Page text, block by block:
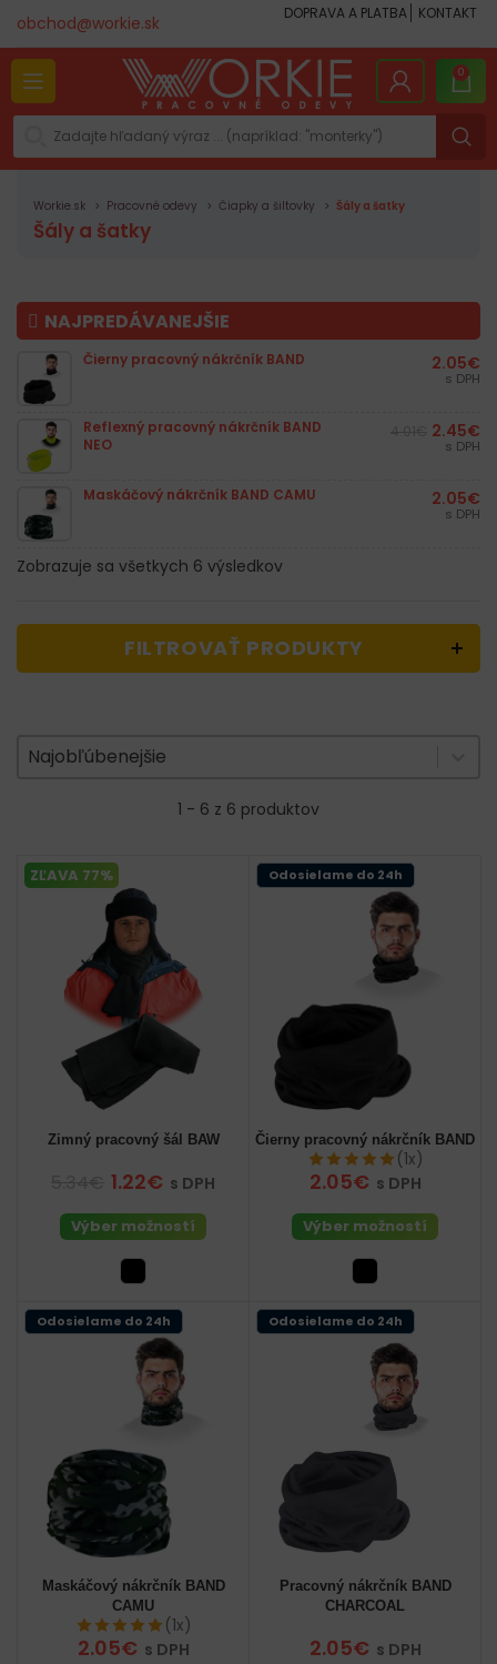
obchod@workie.sk DOPRAVA A PLATBA KONTAKT
0
Workie.sk Pracovné odevy Čiapky a šiltovky Šály a šatky
Šály a šatky
NAJPREDÁVANEJŠIE
Čierny pracovný nákrčník BAND 2.05€
s DPH
Reflexný pracovný nákrčník BAND
NEO
2.45€
s DPH
Maskáčový nákrčník BAND CAMU 2.05€
s DPH
Zobrazuje sa všetkych 6 výsledkov
FILTROVAŤ PRODUKTY
Zoradenie produktov
Sort content
Najobľúbenejšie
Sort content
1 - 6 z 6 produktov
ZĽAVA 77%
Zimný pracovný šál BAW
1.22€ s DPH
Výber možností
Odosielame do 24h
Čierny pracovný nákrčník BAND
(1x)
2.05€ s DPH
Výber možností
Odosielame do 24h
Maskáčový nákrčník BAND
CAMU
(1x)
2.05€ s DPH
Odosielame do 24h
Pracovný nákrčník BAND
CHARCOAL
2.05€ s DPH